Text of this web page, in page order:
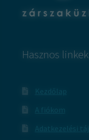
Hasznos linkek